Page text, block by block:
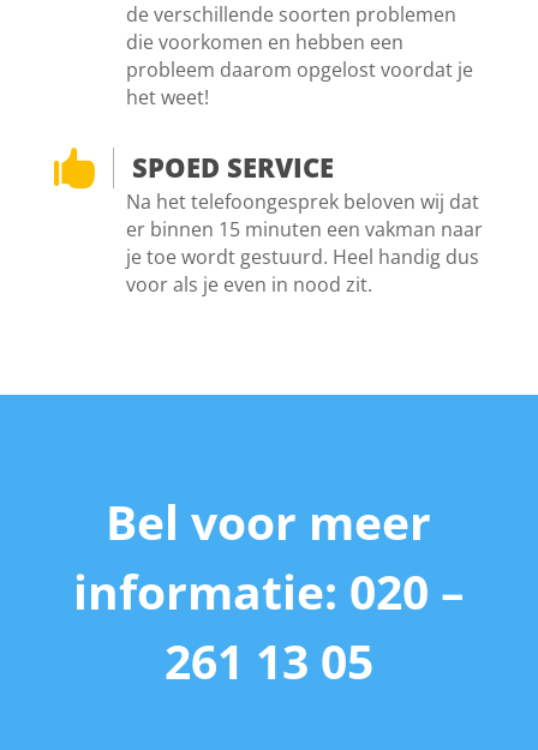
de verschillende soorten problemen
die voorkomen en hebben een
probleem daarom opgelost voordat je
het weet!
 SPOED SERVICE
Na het telefoongesprek beloven wij dat
er binnen 15 minuten een vakman naar
je toe wordt gestuurd. Heel handig dus
voor als je even in nood zit.
Bel voor meer
informatie: 020 –
261 13 05